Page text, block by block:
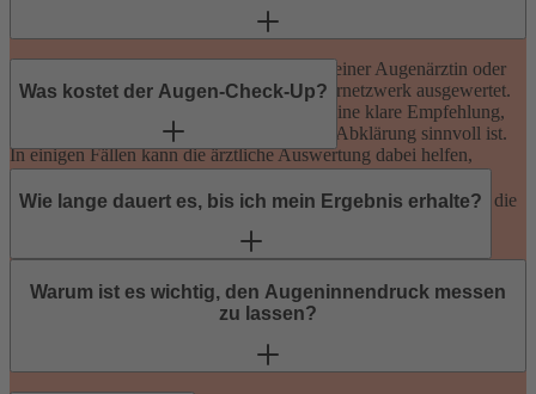
Die Untersuchungsergebnisse werden von einer Augenärztin oder
einem Augenarzt aus dem Ocumeda-Partnernetzwerk ausgewertet.
Liegt eine Auffälligkeit vor, bekommst du eine klare Empfehlung,
ob und in welchem Zeitraum eine ärztliche Abklärung sinnvoll ist.
In einigen Fällen kann die ärztliche Auswertung dabei helfen,
schneller einen Termin in einer Augenarztpraxis zu erhalten.
Was kostet der Augen-Check-Up?
privat zu zahlende Gesundheitsleistung. Privatversicherte haben die
Wie lange dauert es, bis ich mein Ergebnis erhalte?
Werktagen oder per Post in etwa 3-4 Werktagen.
Warum ist es wichtig, den Augeninnendruck messen
zu lassen?